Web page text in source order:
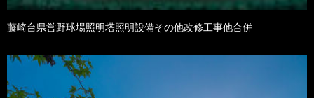
藤崎台県営野球場照明塔照明設備その他改修工事他合併